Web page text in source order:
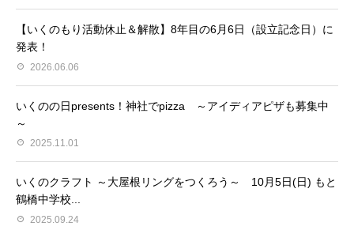
【いくのもり活動休止＆解散】8年目の6月6日（設立記念日）に
発表！
2026.06.06
いくのの日presents！神社でpizza ～アイディアピザも募集中
～
2025.11.01
いくのクラフト ～大屋根リングをつくろう～ 10月5日(日) もと
鶴橋中学校...
2025.09.24